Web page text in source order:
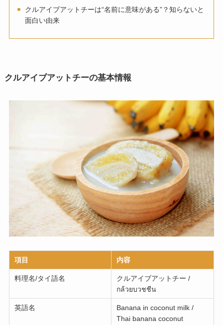
クルアイブアットチーは“名前に意味がある”？知らないと
面白い由来
クルアイブアットチーの基本情報
項目 内容
料理名/タイ語名
クルアイブアットチー /
กล้วยบวชชีน
英語名
Banana in coconut milk /
Thai banana coconut